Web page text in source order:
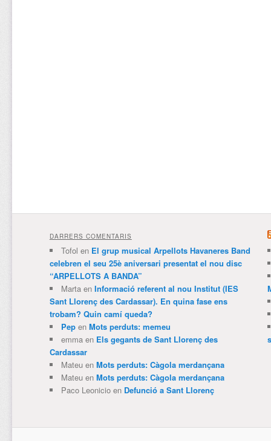
DARRERS COMENTARIS
Tofol en El grup musical Arpellots Havaneres Band
celebren el seu 25è aniversari presentat el nou disc
“ARPELLOTS A BANDA”
Martaen Informació referent al nou Institut (IES
Sant Llorenç des Cardassar). En quina fase ens
trobam? Quin camí queda?
Pepen Mots perduts: memeu
emmaen Els gegants de Sant Llorenç des
Cardassar
Mateuen Mots perduts: Càgola merdançana
Mateuen Mots perduts: Càgola merdançana
Paco Leonicioen Defunció a Sant Llorenç